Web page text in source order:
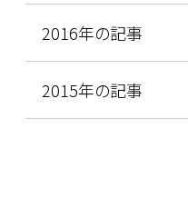
2016年の記事
2015年の記事